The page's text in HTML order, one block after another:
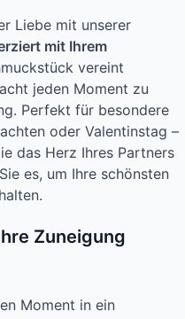
Liebe mit unserer
mit Ihrem
vereint
jeden Moment zu
Perfekt für besondere
oder Valentinstag –
das Herz Ihres Partners
es, um Ihre schönsten
Zuneigung
Moment in ein